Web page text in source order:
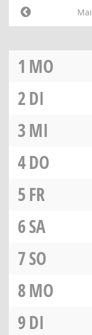
Mai
1 MO
2DI
3MI
4DO
5FR
6SA
7SO
8MO
9DI